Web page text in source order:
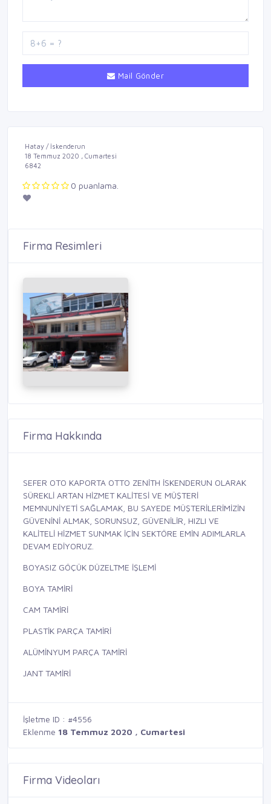
Mail Gönder
Hatay / İskenderun
18 Temmuz 2020 , Cumartesi
6842
0 puanlama.
Firma Resimleri
Firma Hakkında
SEFER OTO KAPORTA OTTO ZENİTH İSKENDERUN OLARAK
SÜREKLİ ARTAN HİZMET KALİTESİ VE MÜŞTERİ
MEMNUNİYETİ SAĞLAMAK, BU SAYEDE MÜŞTERİLERİMİZİN
GÜVENİNİ ALMAK, SORUNSUZ, GÜVENİLİR, HIZLI VE
KALİTELİ HİZMET SUNMAK İÇİN SEKTÖRE EMİN ADIMLARLA
DEVAM EDİYORUZ.
BOYASIZ GÖÇÜK DÜZELTME İŞLEMİ
BOYA TAMİRİ
CAM TAMİRİ
PLASTİK PARÇA TAMİRİ
ALÜMİNYUM PARÇA TAMİRİ
JANT TAMİRİ
İşletme ID : #4556
Eklenme 18 Temmuz 2020 , Cumartesi
Firma Videoları